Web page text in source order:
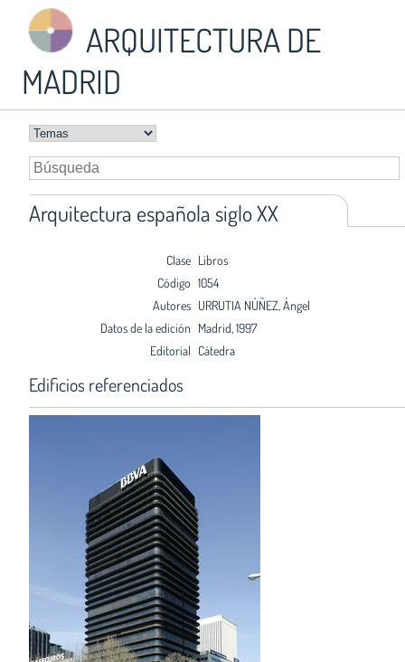
ARQUITECTURA DE
MADRID
Arquitectura española siglo XX
Clase Libros
Código 1054
Autores URRUTIA NÚÑEZ, Ángel
Datos de la edición Madrid, 1997
Editorial Cátedra
Edificios referenciados